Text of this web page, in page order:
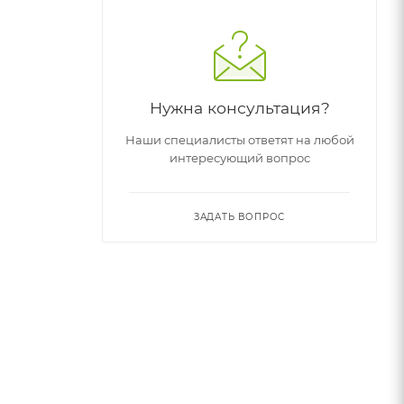
Нужна консультация?
Наши специалисты ответят на любой
интересующий вопрос
ЗАДАТЬ ВОПРОС